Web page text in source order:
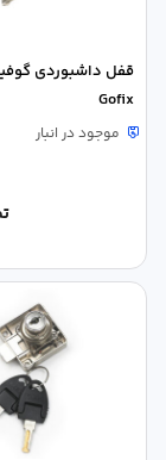
قفل داشبوردی
Gofix
موجود در انبار